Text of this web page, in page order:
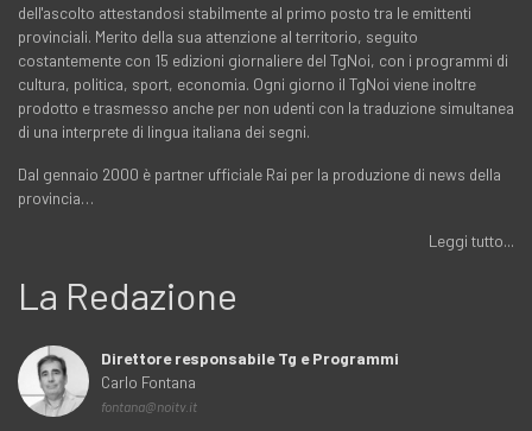
dell'ascolto attestandosi stabilmente al primo posto tra le emittenti
provinciali. Merito della sua attenzione al territorio, seguito
costantemente con 15 edizioni giornaliere del TgNoi, con i programmi di
cultura, politica, sport, economia. Ogni giorno il TgNoi viene inoltre
prodotto e trasmesso anche per non udenti con la traduzione simultanea
di una interprete di lingua italiana dei segni.
Dal gennaio 2000 è partner ufficiale Rai per la produzione di news della
provincia…
Leggi tutto...
La Redazione
Direttore responsabile Tg e Programmi
Carlo Fontana
fontana@noitv.it